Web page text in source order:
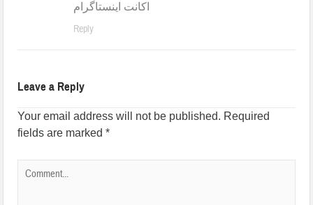
اکانت اینستاگرام
Reply
Leave a Reply
Your email address will not be published. Required
fields are marked*